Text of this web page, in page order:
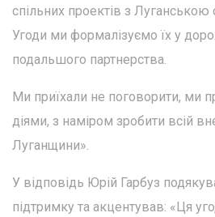
спільних проектів з
Угоди ми формалізуємо їх у
подальшого партнерства.
Ми приїхали не поговорити, ми
діями, з наміром зробити всій
Луганщини».
У відповідь Юрій Гарбуз
підтримку та акцентував: «Ця